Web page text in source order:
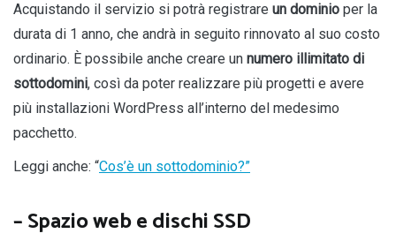
Acquistando il servizio si potrà registrare un dominio per la
durata di 1 anno, che andrà in seguito rinnovato al suo costo
ordinario. È possibile anche creare un numero illimitato di
sottodomini, così da poter realizzare più progetti e avere
più installazioni WordPress all’interno del medesimo
pacchetto.
Leggi anche: “Cos’è un sottodominio?”
– Spazio web e dischi SSD